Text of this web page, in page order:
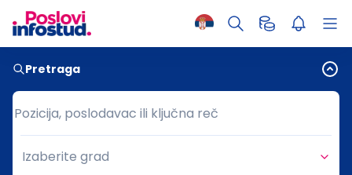
Pretraga
Pozicija, poslodavac ili ključna reč
Pozicija, poslodavac ili ključna reč
Grad
Izaberite grad